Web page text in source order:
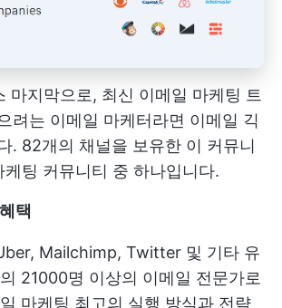
마지막으로, 최신 이메일 마케팅 트
려는 이메일 마케터라면 이메일 긱
. 82개의 채널을 보유한 이 커뮤니
케팅 커뮤니티 중 하나입니다.
택
Mailchimp, Twitter 및 기타 유
21000명 이상의 이메일 전문가로
마케팅 최고의 실행 방식과 전략